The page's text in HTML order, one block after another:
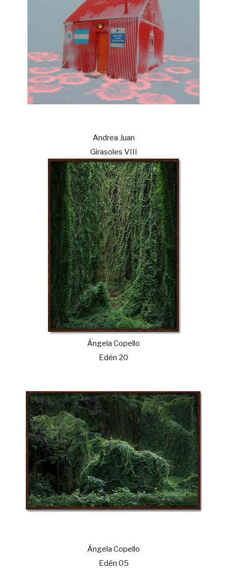
Andrea Juan
Girasoles VIII
Ángela Copello
Edén 20
Ángela Copello
Edén 05